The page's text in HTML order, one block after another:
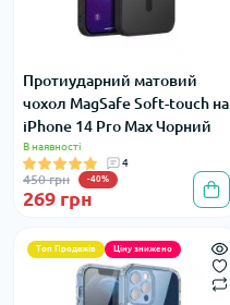
Протиударний матовий
чохол MagSafe Soft-touch на
iPhone 14 Pro Max Чорний
В наявності
4
450 грн -40%
269 грн
Топ Продажів Ціну знижено